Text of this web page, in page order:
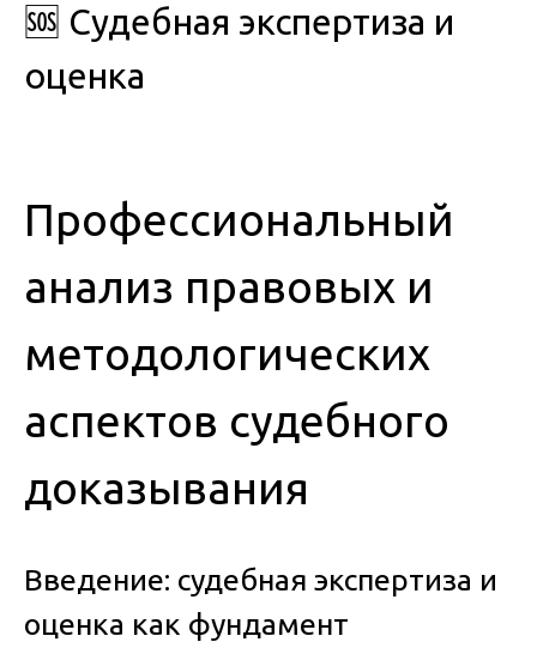
🆘 Судебная экспертиза и
оценка
Профессиональный
анализ правовых и
методологических
аспектов судебного
доказывания
Введение: судебная экспертиза и
оценка как фундамент